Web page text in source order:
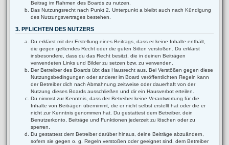
Beitrag im Rahmen des Boards zu nutzen.
Das Nutzungsrecht nach Punkt 2, Unterpunkt a bleibt auch nach Kündigung
des Nutzungsvertrages bestehen.
3. PFLICHTEN DES NUTZERS
Du erklärst mit der Erstellung eines Beitrags, dass er keine Inhalte enthält,
die gegen geltendes Recht oder die guten Sitten verstoßen. Du erklärst
insbesondere, dass du das Recht besitzt, die in deinen Beiträgen
verwendeten Links und Bilder zu setzen bzw. zu verwenden.
Der Betreiber des Boards übt das Hausrecht aus. Bei Verstößen gegen diese
Nutzungsbedingungen oder anderer im Board veröffentlichten Regeln kann
der Betreiber dich nach Abmahnung zeitweise oder dauerhaft von der
Nutzung dieses Boards ausschließen und dir ein Hausverbot erteilen.
Du nimmst zur Kenntnis, dass der Betreiber keine Verantwortung für die
Inhalte von Beiträgen übernimmt, die er nicht selbst erstellt hat oder die er
nicht zur Kenntnis genommen hat. Du gestattest dem Betreiber, dein
Benutzerkonto, Beiträge und Funktionen jederzeit zu löschen oder zu
sperren.
Du gestattest dem Betreiber darüber hinaus, deine Beiträge abzuändern,
sofern sie gegen o. g. Regeln verstoßen oder geeignet sind, dem Betreiber